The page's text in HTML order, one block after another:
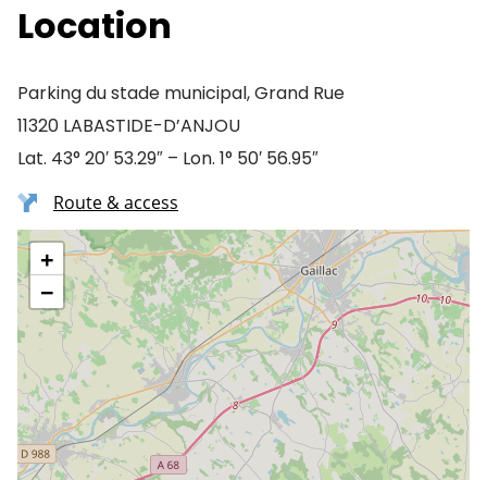
Location
Parking du stade municipal, Grand Rue
11320 LABASTIDE-D’ANJOU
Lat. 43° 20′ 53.29″ – Lon. 1° 50′ 56.95″
Route & access
+
−